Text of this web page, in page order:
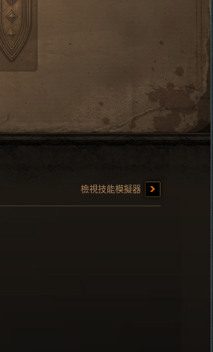
檢視技能模擬器